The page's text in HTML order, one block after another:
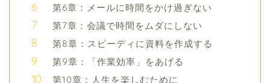
第6章：メールに時間をかけ過ぎない
第7章：会議で時間をムダにしない
第8章：スピーディに資料を作成する
第9章：「作業効率」をあげる
第10章：人生を楽しむために